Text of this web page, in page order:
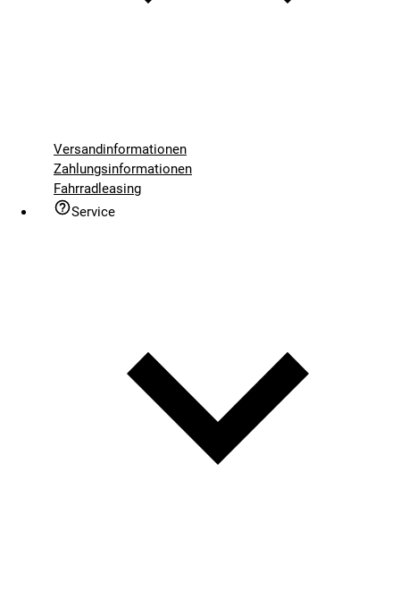
Versandinformationen
Zahlungsinformationen
Fahrradleasing
Service